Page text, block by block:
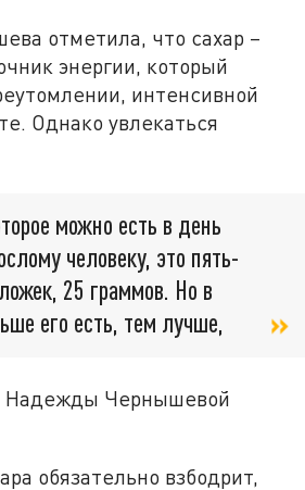
отметила, что сахар –
энергии, который
интенсивной
Однако увлекаться
можно есть в день
человеку, это пять-
25 граммов. Но в
его есть, тем лучше,
Надежды Чернышевой
обязательно взбодрит,